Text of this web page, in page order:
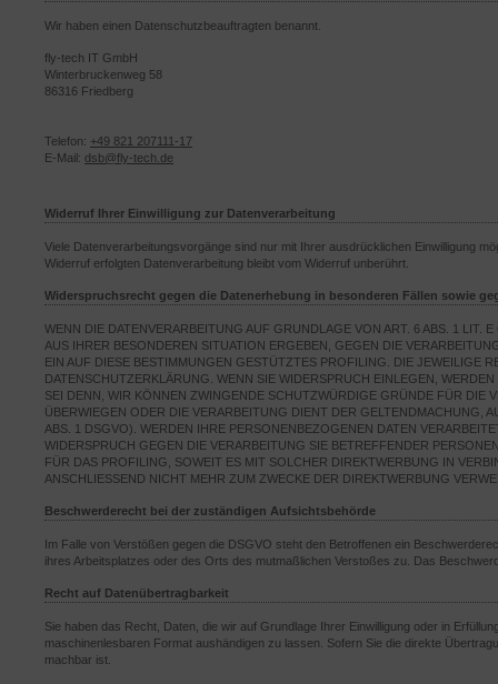
Wir haben einen Datenschutzbeauftragten benannt.
fly-tech IT GmbH
Winterbruckenweg 58
86316 Friedberg
Telefon: +49 821 207111-17
E-Mail: dsb@fly-tech.de
Widerruf Ihrer Einwilligung zur Datenverarbeitung
Viele Datenverarbeitungsvorgänge sind nur mit Ihrer ausdrücklichen Einwilligung
Widerruf erfolgten Datenverarbeitung bleibt vom Widerruf unberührt.
Widerspruchsrecht gegen die Datenerhebung in besonderen Fällen sowie
WENN DIE DATENVERARBEITUNG AUF GRUNDLAGE VON ART. 6 ABS. 1
AUS IHRER BESONDEREN SITUATION ERGEBEN, GEGEN DIE
EIN AUF DIESE BESTIMMUNGEN GESTÜTZTES PROFILING. DIE JEWEILIGE
DATENSCHUTZERKLÄRUNG. WENN SIE WIDERSPRUCH EINLEGEN,
SEI DENN, WIR KÖNNEN ZWINGENDE SCHUTZWÜRDIGE GRÜNDE FÜR DIE
ÜBERWIEGEN ODER DIE VERARBEITUNG DIENT DER GELTENDMACHUNG,
ABS. 1 DSGVO). WERDEN IHRE PERSONENBEZOGENEN DATEN
WIDERSPRUCH GEGEN DIE VERARBEITUNG SIE BETREFFENDER
FÜR DAS PROFILING, SOWEIT ES MIT SOLCHER DIREKTWERBUNG IN
ANSCHLIESSEND NICHT MEHR ZUM ZWECKE DER DIREKTWERBUNG
Beschwerderecht bei der zuständigen Aufsichtsbehörde
Im Falle von Verstößen gegen die DSGVO steht den Betroffenen ein
ihres Arbeitsplatzes oder des Orts des mutmaßlichen Verstoßes zu. Das
Recht auf Datenübertragbarkeit
Sie haben das Recht, Daten, die wir auf Grundlage Ihrer Einwilligung oder in
maschinenlesbaren Format aushändigen zu lassen. Sofern Sie die direkte
machbar ist.